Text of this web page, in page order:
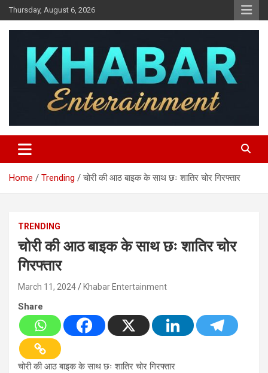
Skip
to
content
Thursday, August 6, 2026
Khabar Entertainment
Home Trending चोरी की आठ बाइक के साथ छः शातिर चोर गिरफ्तार
TRENDING
चोरी की आठ बाइक के साथ छः शातिर चोर
गिरफ्तार
March 11, 2024 Khabar Entertainment
Share
चोरी की आठ बाइक के साथ छः शातिर चोर गिरफ्तार